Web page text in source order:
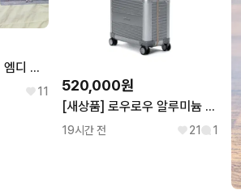
뮤지컬 도리안 그레이 엠디 굿즈 L자 파일 김준수 시아준수
11 520,000원
[새상품] 로우로우 알루미늄 캐리어 (17인치/실버/기내용)
19시간 전 21 1